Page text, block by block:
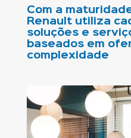
Com a
Renault utiliza
soluções e
baseados em
complexidade